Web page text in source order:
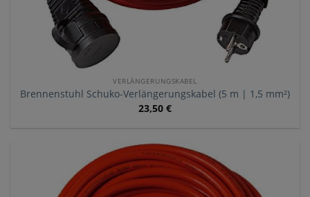
VERLÄNGERUNGSKABEL
Brennenstuhl Schuko-Verlängerungskabel (5 m | 1,5 mm²)
23,50 €